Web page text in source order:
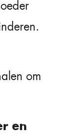
om
en